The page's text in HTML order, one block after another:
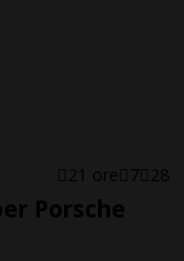
21 ore 7 28
Porsche